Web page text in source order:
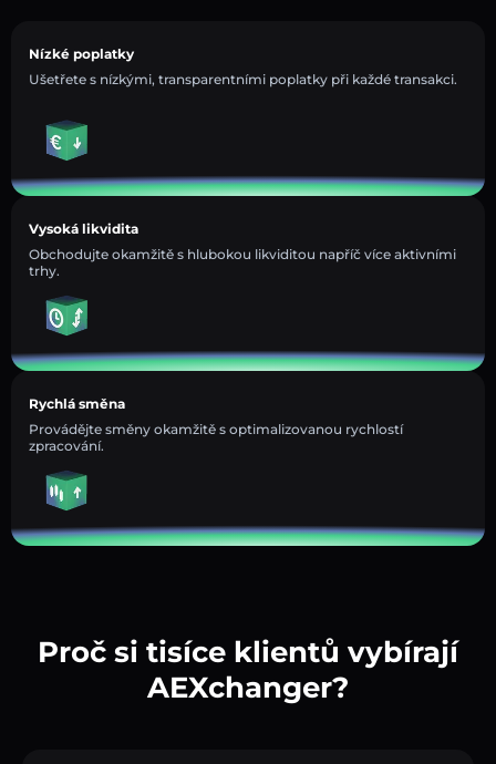
Nízké poplatky
Ušetřete s nízkými, transparentními poplatky při každé transakci.
Vysoká likvidita
Obchodujte okamžitě s hlubokou likviditou napříč více aktivními
trhy.
Rychlá směna
Provádějte směny okamžitě s optimalizovanou rychlostí
zpracování.
Proč si tisíce klientů vybírají
AEXchanger?